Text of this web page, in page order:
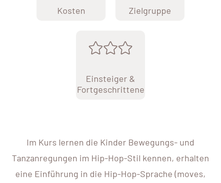
Kosten Zielgruppe
Einsteiger &
Fortgeschrittene
Im Kurs lernen die Kinder Bewegungs- und
Tanzanregungen im Hip-Hop-Stil kennen, erhalten
eine Einführung in die Hip-Hop-Sprache (moves,